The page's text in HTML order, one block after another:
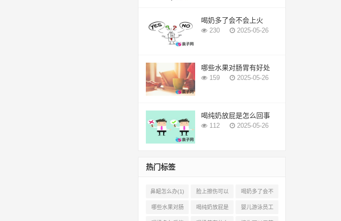
喝奶多了会不会上火
230 2025-05-26
哪些水果对肠胃有好处
159 2025-05-26
喝纯奶放屁是怎么回事
112 2025-05-26
热门标签
鼻衄怎么办(1) 脸上擦伤可以
用芦荟吗(1)
喝奶多了会不
会上火(2)
哪些水果对肠 喝纯奶放屁是 婴儿游泳员工